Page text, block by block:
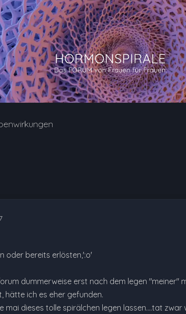
oder bereits erlösten,':o'
dummerweise erst nach dem legen "meiner"
hätte ich es eher gefunden.
mai dieses tolle spirälchen legen lassen....tat